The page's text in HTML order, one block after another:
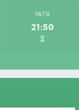
YATSI
21:50